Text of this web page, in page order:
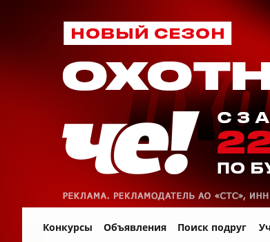
Конкурсы Объявления Поиск подруг